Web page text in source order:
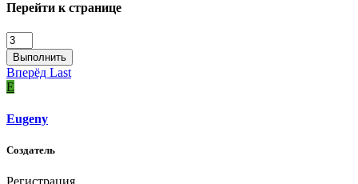
Перейти к странице
Выполнить
Вперёд Last
E
Eugeny
Создатель
Регистрация